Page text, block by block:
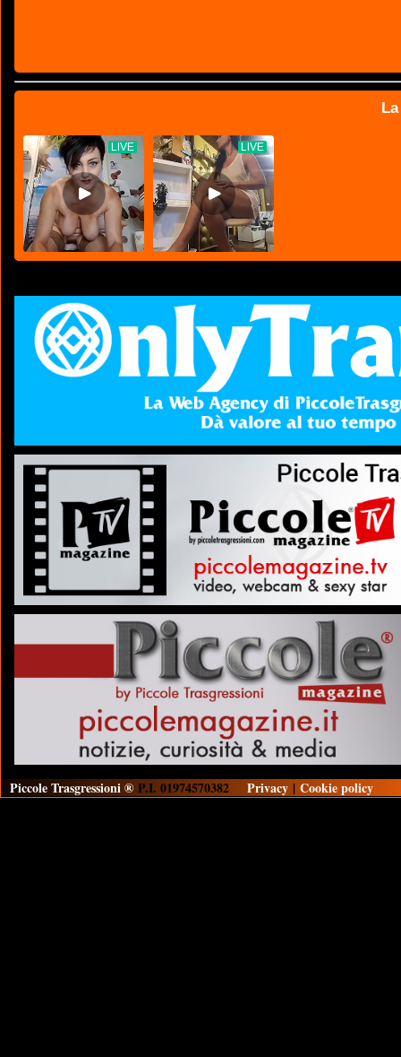
Piccole Trasgressioni ® P.I. 01974570382 Privacy | Cookie policy